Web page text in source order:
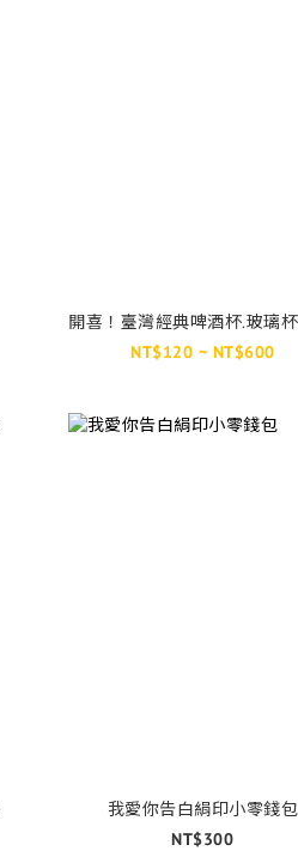
開喜！臺灣經典啤酒杯.玻璃
NT$120 ~ NT$600
我愛你告白絹印小零錢包
NT$300